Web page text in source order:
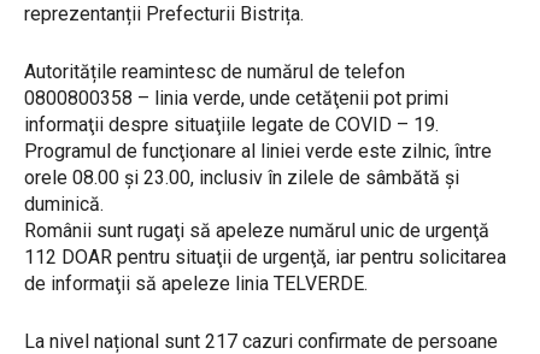
reprezentanții Prefecturii Bistrița.
Autoritățile reamintesc de numărul de telefon
0800800358 – linia verde, unde cetăţenii pot primi
informaţii despre situaţiile legate de COVID – 19.
Programul de funcţionare al liniei verde este zilnic, între
orele 08.00 şi 23.00, inclusiv în zilele de sâmbătă şi
duminică.
Românii sunt rugaţi să apeleze numărul unic de urgenţă
112 DOAR pentru situaţii de urgenţă, iar pentru solicitarea
de informaţii să apeleze linia TELVERDE.
La nivel național sunt 217 cazuri confirmate de persoane